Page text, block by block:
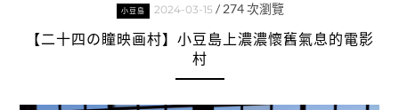
小豆島 2024-03-15 / 274次瀏覽
【二十四の瞳映画村】小豆島上濃濃懷舊氣息的電影
村